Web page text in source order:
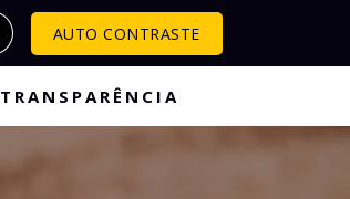
AUTO CONTRASTE
TRANSPARÊNCIA